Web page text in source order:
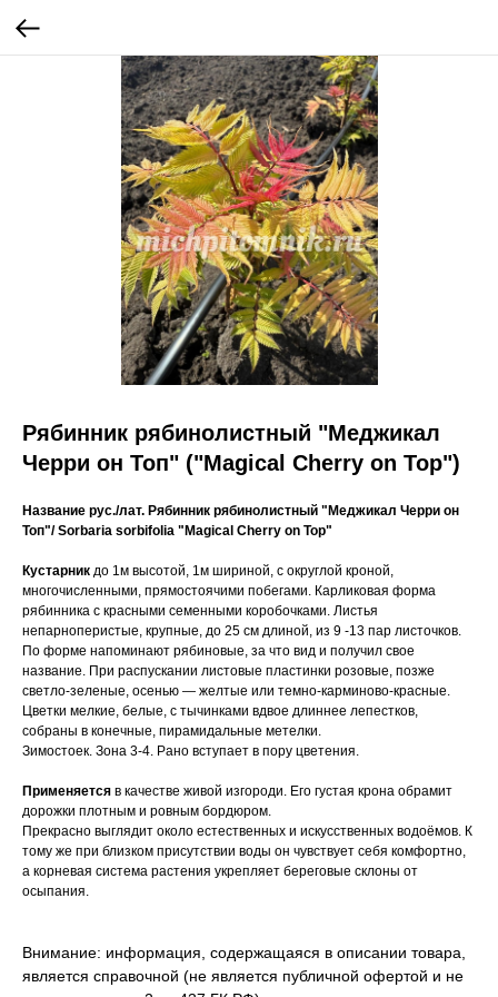
Рябинник рябинолистный "Меджикал
Черри он Топ" ("Magical Cherry on Top")
Название рус./лат. Рябинник рябинолистный "Меджикал Черри он
Топ"/ Sorbaria sorbifolia "Magical Cherry on Top"
Кустарник до 1м высотой, 1м шириной, с округлой кроной,
многочисленными, прямостоячими побегами. Карликовая форма
рябинника с красными семенными коробочками. Листья
непарноперистые, крупные, до 25 см длиной, из 9 -13 пар листочков.
По форме напоминают рябиновые, за что вид и получил свое
название. При распускании листовые пластинки розовые, позже
светло-зеленые, осенью — желтые или темно-карминово-красные.
Цветки мелкие, белые, с тычинками вдвое длиннее лепестков,
собраны в конечные, пирамидальные метелки.
Зимостоек. Зона 3-4. Рано вступает в пору цветения.
Применяется в качестве живой изгороди. Его густая крона обрамит
дорожки плотным и ровным бордюром.
Прекрасно выглядит около естественных и искусственных водоёмов. К
тому же при близком присутствии воды он чувствует себя комфортно,
а корневая система растения укрепляет береговые склоны от
осыпания.
Внимание: информация, содержащаяся в описании товара,
является справочной (не является публичной офертой и не